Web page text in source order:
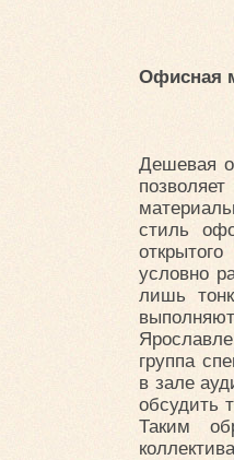
Офисная
Дешевая
стиль
условно
лишь
группа
в зале
обсудить
Таким